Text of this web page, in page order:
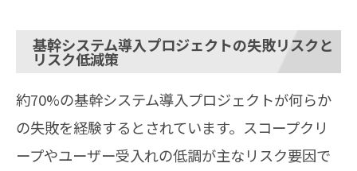
基幹システム導入プロジェクトの失敗リスクと
リスク低減策
約70%の基幹システム導入プロジェクトが何らか
の失敗を経験するとされています。スコープクリ
ープやユーザー受入れの低調が主なリスク要因で